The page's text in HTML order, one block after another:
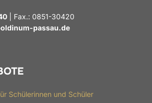
| Fax.: 0851-30420
passau.de
Schülerinnen und Schüler